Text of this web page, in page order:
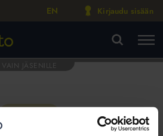
EN Kirjaudu sisään